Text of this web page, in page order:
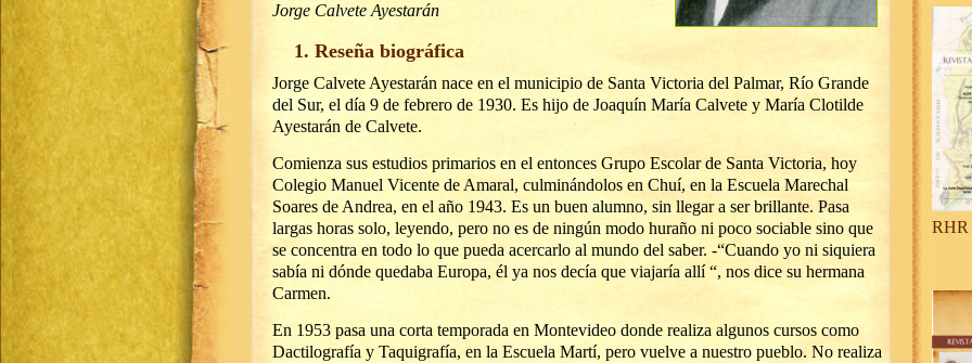
Jorge Calvete Ayestarán
1. Reseña biográfica
Jorge Calvete Ayestarán nace en el municipio de Santa Victoria del Palmar, Río Grande
del Sur, el día 9 de febrero de 1930. Es hijo de Joaquín María Calvete y María Clotilde
Ayestarán de Calvete.
Comienza sus estudios primarios en el entonces Grupo Escolar de Santa Victoria, hoy
Colegio Manuel Vicente de Amaral, culminándolos en Chuí, en la Escuela Marechal
Soares de Andrea, en el año 1943. Es un buen alumno, sin llegar a ser brillante. Pasa
largas horas solo, leyendo, pero no es de ningún modo huraño ni poco sociable sino que
se concentra en todo lo que pueda acercarlo al mundo del saber. -“Cuando yo ni siquiera
sabía ni dónde quedaba Europa, él ya nos decía que viajaría allí “, nos dice su hermana
Carmen.
En 1953 pasa una corta temporada en Montevideo donde realiza algunos cursos como
Dactilografía y Taquigrafía, en la Escuela Martí, pero vuelve a nuestro pueblo. No realiza
RHR